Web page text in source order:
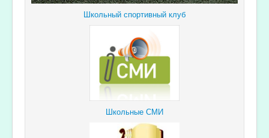
Школьный спортивный клуб
Школьные СМИ